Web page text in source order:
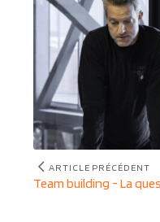
ARTICLE PRÉCÉDENT
Article
précédent
Team building - La